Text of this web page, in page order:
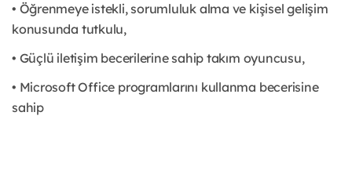
• Öğrenmeye istekli, sorumluluk alma ve kişisel gelişim
konusunda tutkulu,
• Güçlü iletişim becerilerine sahip takım oyuncusu,
• Microsoft Office programlarını kullanma becerisine
sahip